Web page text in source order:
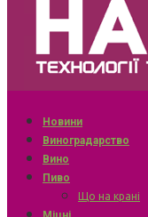
Новини
Виноградарство
Вино
Пиво
Що на крані